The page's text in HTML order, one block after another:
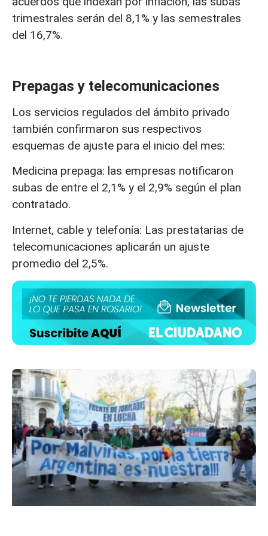
trimestrales serán del 8,1% y las semestrales
del 16,7%.
Prepagas y telecomunicaciones
Los servicios regulados del ámbito privado
también confirmaron sus respectivos
esquemas de ajuste para el inicio del mes:
Medicina prepaga: las empresas notificaron
subas de entre el 2,1% y el 2,9% según el plan
contratado.
Internet, cable y telefonía: Las prestatarias de
telecomunicaciones aplicarán un ajuste
promedio del 2,5%.